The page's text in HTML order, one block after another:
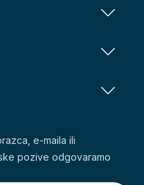
e-maila ili
pozive odgovaramo